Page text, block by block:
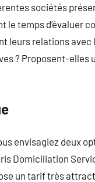
sociétés
le temps d’évaluer
leurs relations avec
? Proposent-elles
envisagiez deux
Domiciliation
un tarif très